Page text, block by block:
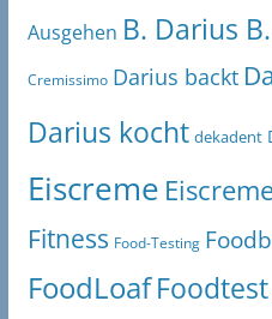
Ausgehen B. Darius B.
Cremissimo Darius backt
Darius kocht dekadent
Eiscreme
Fitness Food-Testing
FoodLoaf Foodtest